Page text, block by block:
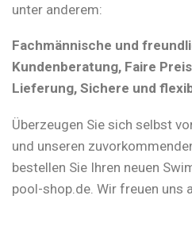
unter anderem:
Fachmännische und
Kundenberatung, Faire
Lieferung, Sichere und
Überzeugen Sie sich selbst
und unseren
bestellen Sie Ihren neuen
pool-shop.de. Wir freuen uns